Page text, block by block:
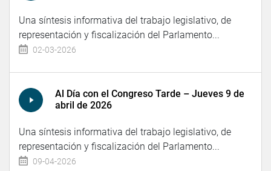
Una síntesis informativa del trabajo legislativo, de
representación y fiscalización del Parlamento...
02-03-2026
Al Día con el Congreso Tarde – Jueves 9 de
abril de 2026
Una síntesis informativa del trabajo legislativo, de
representación y fiscalización del Parlamento...
09-04-2026